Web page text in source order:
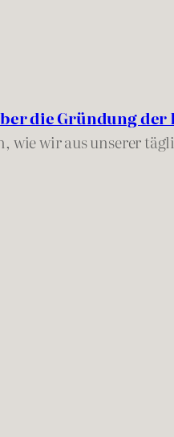
die Gründung der
wie wir aus unserer